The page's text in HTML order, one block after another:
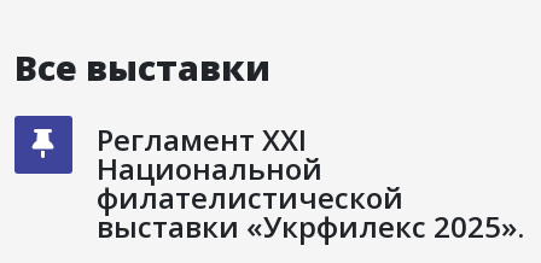
Все выставки
Регламент XXI
Национальной
филателистической
выставки «Укрфилекс 2025».